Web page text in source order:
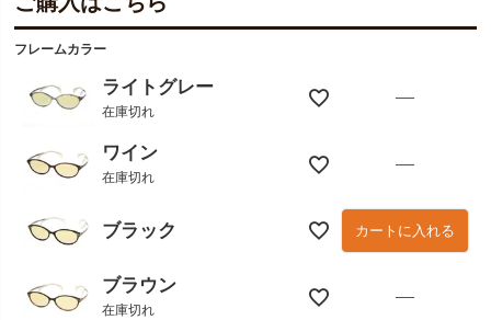
フレームカラー
ライトグレー
在庫切れ
—
ワイン
在庫切れ
—
ブラック カートに入れる
ブラウン
在庫切れ
—